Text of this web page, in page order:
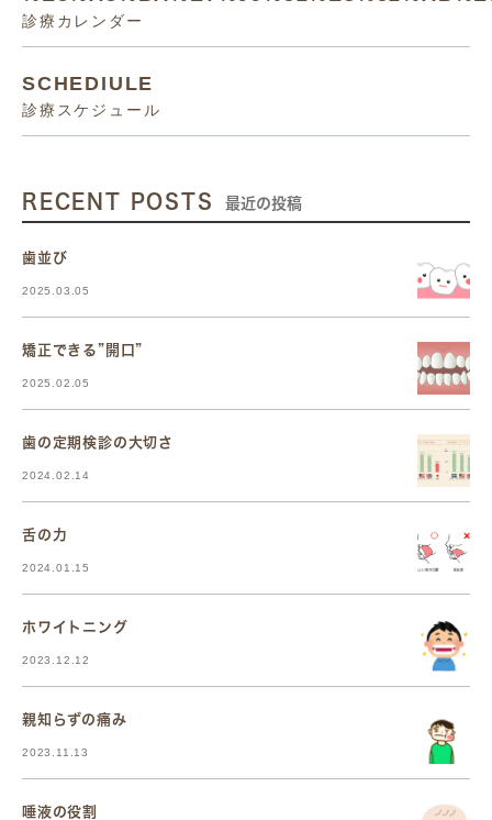
診療カレンダー
SCHEDIULE
診療スケジュール
RECENT POSTS 最近の投稿
歯並び
2025.03.05
矯正できる”開口”
2025.02.05
歯の定期検診の大切さ
2024.02.14
舌の力
2024.01.15
ホワイトニング
2023.12.12
親知らずの痛み
2023.11.13
唾液の役割